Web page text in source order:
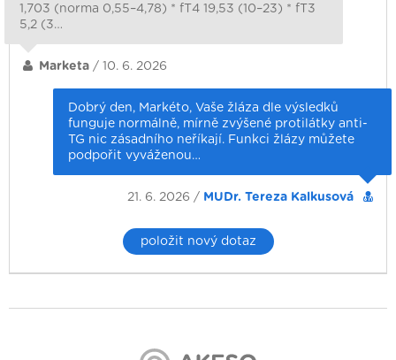
1,703 (norma 0,55–4,78) * fT4 19,53 (10–23) * fT3
5,2 (3…
Marketa / 10. 6. 2026
Dobrý den, Markéto, Vaše žláza dle výsledků
funguje normálně, mírně zvýšené protilátky anti-
TG nic zásadního neříkají. Funkci žlázy můžete
podpořit vyváženou…
21. 6. 2026 / MUDr. Tereza Kalkusová
položit nový dotaz